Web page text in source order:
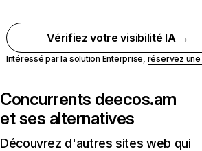
Vérifiez votre visibilité IA →
Intéressé par la solution Enterprise, réservez
Concurrents deecos.am
et ses alternatives
Découvrez d'autres sites web qui